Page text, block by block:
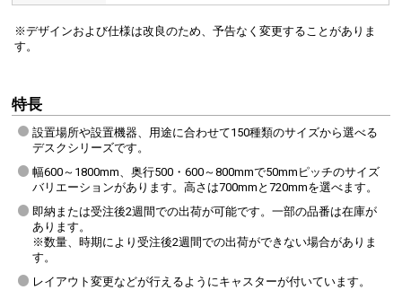
※デザインおよび仕様は改良のため、予告なく変更することがありま
す。
特長
設置場所や設置機器、用途に合わせて150種類のサイズから選べる
デスクシリーズです。
幅600～1800mm、奥行500・600～800mmで50mmピッチのサイズ
バリエーションがあります。高さは700mmと720mmを選べます。
即納または受注後2週間での出荷が可能です。一部の品番は在庫が
あります。
※数量、時期により受注後2週間での出荷ができない場合がありま
す。
レイアウト変更などが行えるようにキャスターが付いています。